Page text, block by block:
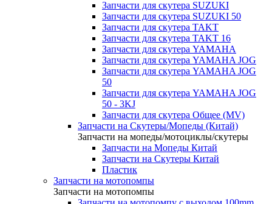
Запчасти для скутера SUZUKI
Запчасти для скутера SUZUKI 50
Запчасти для скутера TAKT
Запчасти для скутера TAKT 16
Запчасти для скутера YAMAHA
Запчасти для скутера YAMAHA JOG
Запчасти для скутера YAMAHA JOG
50
Запчасти для скутера YAMAHA JOG
50 - 3KJ
Запчасти для скутера Общее (MV)
Запчасти на Скутеры/Мопеды (Китай)
Запчасти на мопеды/мотоциклы/скутеры
Запчасти на Мопеды Китай
Запчасти на Скутеры Китай
Пластик
Запчасти на мотопомпы
Запчасти на мотопомпы